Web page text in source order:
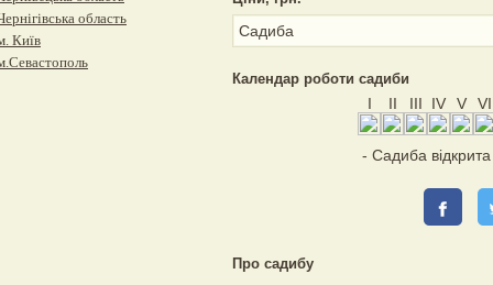
Садиба
Календар роботи садиби
I II III IV V VI
- Садиба
Про садибу
область
Київ